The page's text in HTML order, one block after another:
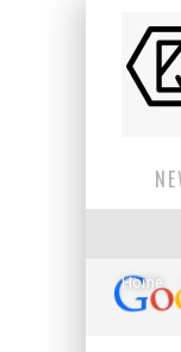
Home